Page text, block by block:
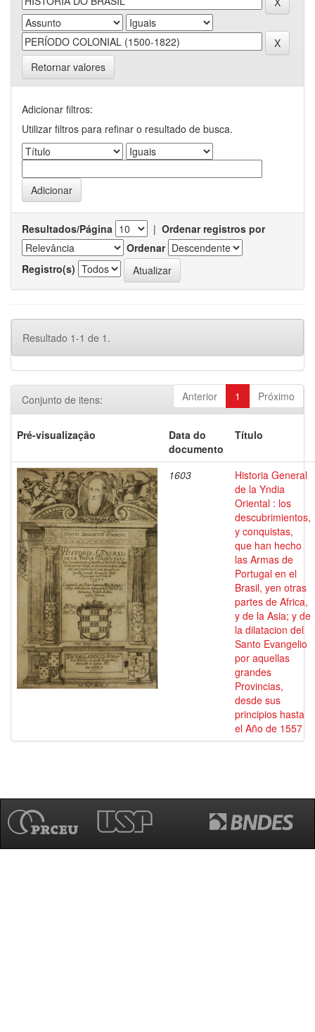
Retornar valores
Adicionar filtros:
Utilizar filtros para refinar o resultado de busca.
Resultados/Página | Ordenar registros por
Ordenar
Registro(s)
Resultado 1-1 de 1.
Anterior 1 Próximo
Conjunto de itens:
Pré-visualização
Data do
documento
Título
1603
Historia General
de la Yndia
Oriental : los
descubrimientos,
y conquistas,
que han hecho
las Armas de
Portugal en el
Brasil, yen otras
partes de Africa,
y de la Asia; y de
la dilatacion del
Santo Evangelio
por aquellas
grandes
Provincias,
desde sus
principios hasta
el Año de 1557